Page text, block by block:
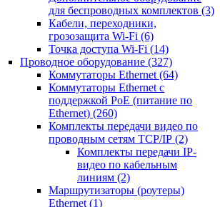
для беспроводных комплектов (3)
Кабели, переходники,
грозозащита Wi-Fi (6)
Точка доступа Wi-Fi (14)
Проводное оборудование (327)
Коммутаторы Ethernet (64)
Коммутаторы Ethernet с
поддержкой PoE (питание по
Ethernet) (260)
Комплекты передачи видео по
проводным сетям TCP/IP (2)
Комплекты передачи IP-
видео по кабельным
линиям (2)
Маршрутизаторы (роутеры)
Ethernet (1)